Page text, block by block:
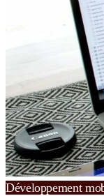
Développement